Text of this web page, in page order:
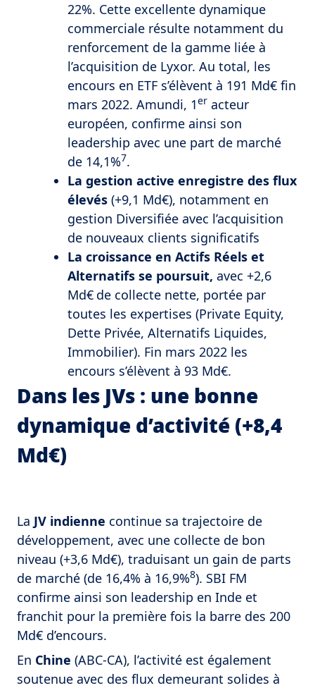
22%. Cette excellente dynamique
commerciale résulte notamment du
renforcement de la gamme liée à
l’acquisition de Lyxor. Au total, les
encours en ETF s’élèvent à 191 Md€ fin
mars 2022. Amundi, 1er acteur
européen, confirme ainsi son
leadership avec une part de marché
de 14,1%7.
La gestion active enregistre des flux
élevés (+9,1 Md€), notamment en
gestion Diversifiée avec l’acquisition
de nouveaux clients significatifs
La croissance en Actifs Réels et
Alternatifs se poursuit, avec +2,6
Md€ de collecte nette, portée par
toutes les expertises (Private Equity,
Dette Privée, Alternatifs Liquides,
Immobilier). Fin mars 2022 les
encours s’élèvent à 93 Md€.
Dans les JVs : une bonne
dynamique d’activité (+8,4
Md€)
La JV indienne continue sa trajectoire de
développement, avec une collecte de bon
niveau (+3,6 Md€), traduisant un gain de parts
de marché (de 16,4% à 16,9%8). SBI FM
confirme ainsi son leadership en Inde et
franchit pour la première fois la barre des 200
Md€ d’encours.
En Chine (ABC-CA), l’activité est également
soutenue avec des flux demeurant solides à